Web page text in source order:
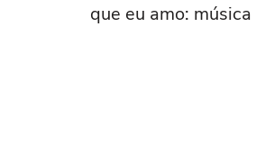
que eu amo: